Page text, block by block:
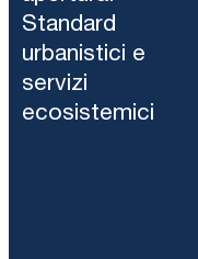
Standard
urbanistici e
servizi
ecosistemici